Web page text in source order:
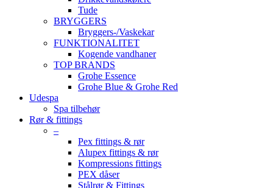
Tude
BRYGGERS
Bryggers-/Vaskekar
FUNKTIONALITET
Kogende vandhaner
TOP BRANDS
Grohe Essence
Grohe Blue & Grohe Red
Udespa
Spa tilbehør
Rør & fittings
–
Pex fittings & rør
Alupex fittings & rør
Kompressions fittings
PEX dåser
Stålrør & Fittings